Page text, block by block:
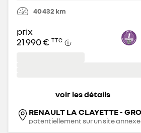
40 432 km
prix
21 990 € TTC
voir les détails
potentiellement sur un site annexe